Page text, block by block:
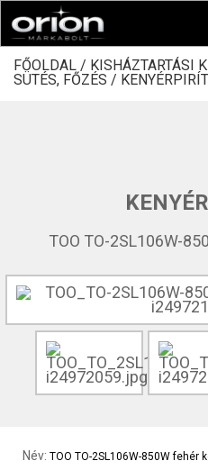
FŐOLDAL / KISHÁZTARTÁSI
SÜTÉS, FŐZÉS /
TOO TO-2SL106W-
Név: TOO TO-2SL106W-850W fehér